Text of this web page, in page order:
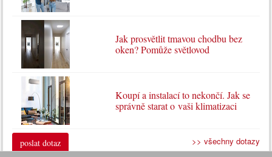
Jak prosvětlit tmavou chodbu bez
oken? Pomůže světlovod
Koupí a instalací to nekončí. Jak se
správně starat o vaši klimatizaci
poslat dotaz >> všechny dotazy